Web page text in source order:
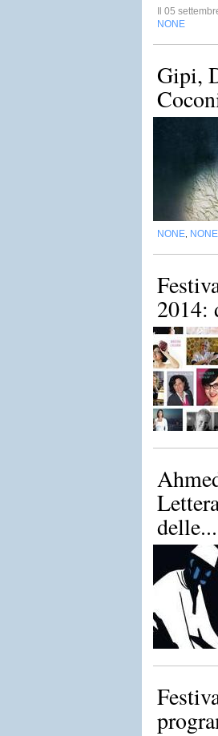
Il 05
NONE
Gipi,
NONE NONE
2014:
delle...